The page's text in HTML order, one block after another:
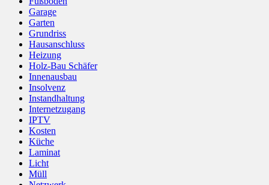
Garage
Garten
Grundriss
Hausanschluss
Heizung
Holz-Bau Schäfer
Innenausbau
Insolvenz
Instandhaltung
Internetzugang
IPTV
Kosten
Küche
Laminat
Licht
Müll